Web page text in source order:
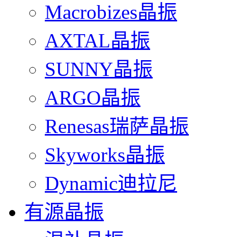
Macrobizes晶振
AXTAL晶振
SUNNY晶振
ARGO晶振
Renesas瑞萨晶振
Skyworks晶振
Dynamic迪拉尼
有源晶振